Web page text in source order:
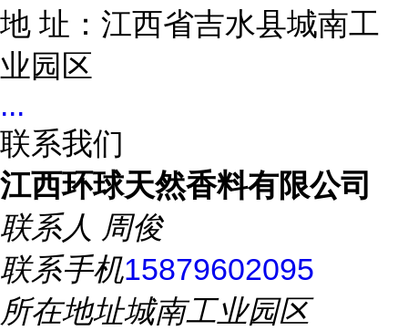
地 址：江西省吉水县城南工
业园区
...
联系我们
江西环球天然香料有限公司
联系人 周俊
联系手机15879602095
所在地址城南工业园区